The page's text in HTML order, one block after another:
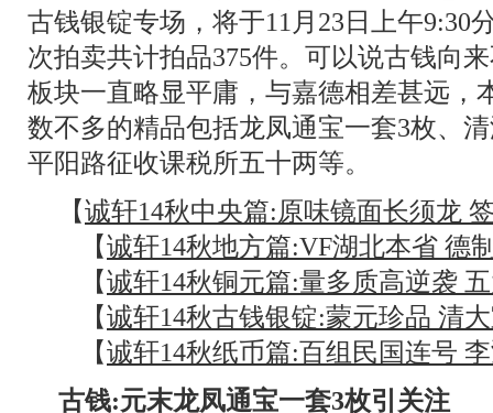
古钱银锭专场，将于11月23日上午9:30
次拍卖共计拍品375件。可以说古钱向
板块一直略显平庸，与嘉德相差甚远，
数不多的精品包括龙凤通宝一套3枚、
平阳路征收课税所五十两等。
【诚轩14秋中央篇:原味镜面长须龙
【诚轩14秋地方篇:VF湖北本省 德
【诚轩14秋铜元篇:量多质高逆袭
【诚轩14秋古钱银锭:蒙元珍品 清
【诚轩14秋纸币篇:百组民国连号
古钱:元末龙凤通宝一套3枚引关注